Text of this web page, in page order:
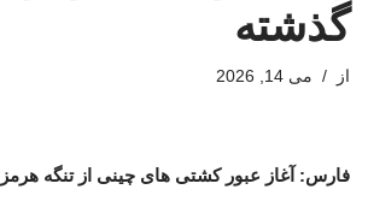
گذشته
از می 14, 2026
فارس: آغاز عبور کشتی های چینی از تنگه